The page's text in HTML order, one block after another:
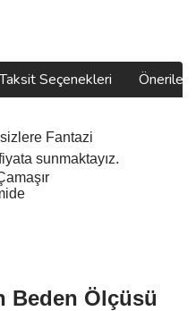
Taksit Seçenekleri
Fantazi
sunmaktayız.
Beden Ölçüsü